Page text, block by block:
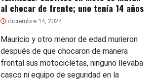
al chocar de frente; uno tenía 14 años
diciembre 14, 2024
Mauricio y otro menor de edad murieron
después de que chocaron de manera
frontal sus motocicletas, ninguno llevaba
casco ni equipo de seguridad en la